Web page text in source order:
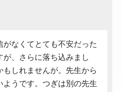
なくてとても不安だった
、さらに落ち込みまし
もしれませんが。先生から
ようです。つぎは別の先生